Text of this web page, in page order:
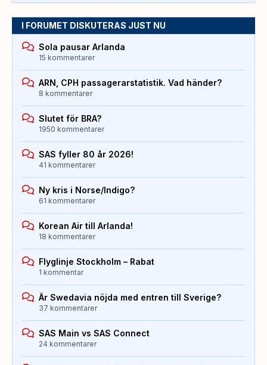
I FORUMET DISKUTERAS JUST NU
Sola pausar Arlanda
15 kommentarer
ARN, CPH passagerarstatistik. Vad händer?
8 kommentarer
Slutet för BRA?
1950 kommentarer
SAS fyller 80 år 2026!
41 kommentarer
Ny kris i Norse/Indigo?
61 kommentarer
Korean Air till Arlanda!
18 kommentarer
Flyglinje Stockholm – Rabat
1 kommentar
Är Swedavia nöjda med entren till Sverige?
37 kommentarer
SAS Main vs SAS Connect
24 kommentarer